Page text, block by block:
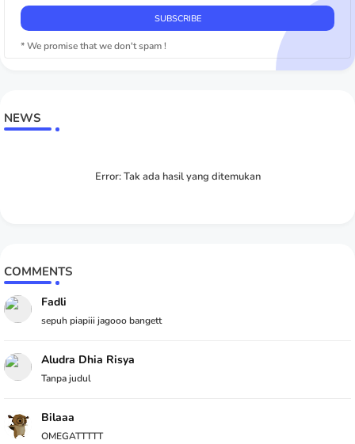
* We promise that we don't spam !
NEWS
Error:Tak ada hasil yang ditemukan
COMMENTS
Fadli
sepuh piapiii jagooo bangett
Aludra Dhia Risya
Tanpa judul
Bilaaa
OMEGATTTTT